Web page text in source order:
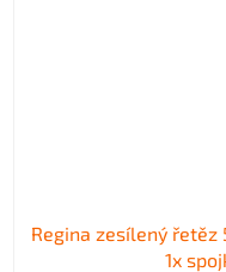
Regina zesílený řetěz
1x